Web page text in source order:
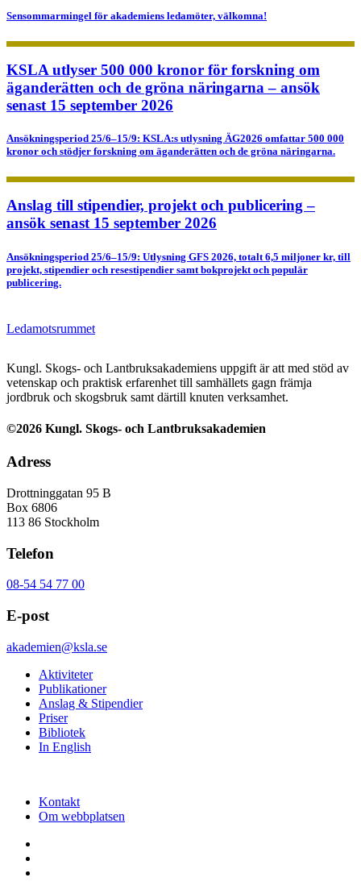
Sensommarmingel för akademiens ledamöter, välkomna!
KSLA utlyser 500 000 kronor för forskning om
äganderätten och de gröna näringarna – ansök
senast 15 september 2026
Ansökningsperiod 25/6–15/9: KSLA:s utlysning ÄG2026 omfattar 500 000
kronor och stödjer forskning om äganderätten och de gröna näringarna.
Anslag till stipendier, projekt och publicering –
ansök senast 15 september 2026
Ansökningsperiod 25/6–15/9: Utlysning GFS 2026, totalt 6,5 miljoner kr, till
projekt, stipendier och resestipendier samt bokprojekt och populär
publicering.
Ledamotsrummet
Kungl. Skogs- och Lantbruksakademiens uppgift är att med stöd av
vetenskap och praktisk erfarenhet till samhällets gagn främja
jordbruk och skogsbruk samt därtill knuten verksamhet.
©2026 Kungl. Skogs- och Lantbruksakademien
Adress
Drottninggatan 95 B
Box 6806
113 86 Stockholm
Telefon
08-54 54 77 00
E-post
akademien@ksla.se
Aktiviteter
Publikationer
Anslag & Stipendier
Priser
Bibliotek
In English
Kontakt
Om webbplatsen